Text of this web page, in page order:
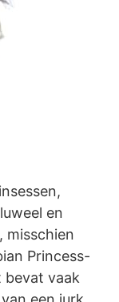
en
misschien
Princess-
bevat vaak